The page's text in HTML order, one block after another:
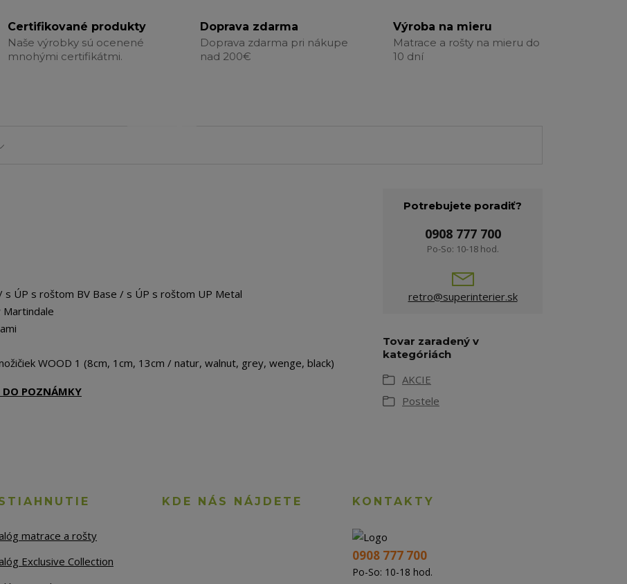
Certifikované produkty
Naše výrobky sú ocenené
mnohými certifikátmi.
Doprava zdarma
Doprava zdarma pri nákupe
nad 200€
Výroba na mieru
Matrace a rošty na mieru do
10 dní
ÚP s roštom BV Base / s ÚP s roštom UP Metal
Martindale
WOOD 1 (8cm, 1cm, 13cm / natur, walnut, grey, wenge, black)
DO POZNÁMKY
Potrebujete poradiť?
0908 777 700
Po-So: 10-18 hod.
retro@superinterier.sk
Tovar zaradený v
kategóriách
AKCIE
Postele
matrace a rošty
Exclusive Collection
KDE NÁS NÁJDETE KONTAKTY
0908 777 700
Po-So: 10-18 hod.